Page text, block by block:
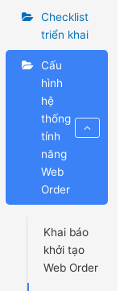
Checklist
triển khai
Cấu
hình
hệ
thống
tính
năng
Web
Order
Khai báo
khởi tạo
Web Order